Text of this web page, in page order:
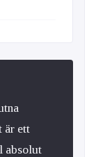
är ett
absolut